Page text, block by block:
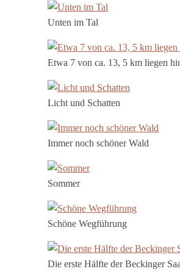
Unten im Tal
Etwa 7 von ca. 13, 5 km liegen
Licht und Schatten
Immer noch schöner Wald
Sommer
Schöne Wegführung
Die erste Hälfte der Beckinger